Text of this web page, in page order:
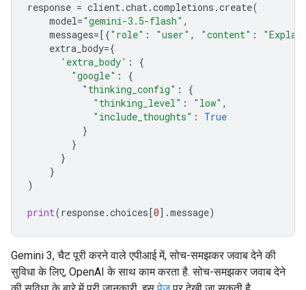
response = client.chat.completions .create(
model="gemini-3.5-flash" ,
messages=[{"role" : "user" , "content" :
extra_body={
'extra_body' :
{
"google" :
{
"thinking_config" :
{
"thinking_level" : "low" ,
"include_thoughts" :
True
}
}
}
}
)
print(response.choices[0] .message)
Gemini 3, चैट पूरी करने वाले एपीआई में, सोच-समझकर जवाब देने की
सुविधा के लिए, OpenAI के साथ काम करता है. सोच-समझकर जवाब देने